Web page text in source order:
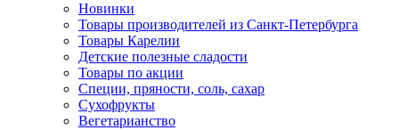
Новинки
Товары производителей из Санкт-Петербурга
Товары Карелии
Детские полезные сладости
Товары по акции
Специи, пряности, соль, сахар
Сухофрукты
Вегетарианство